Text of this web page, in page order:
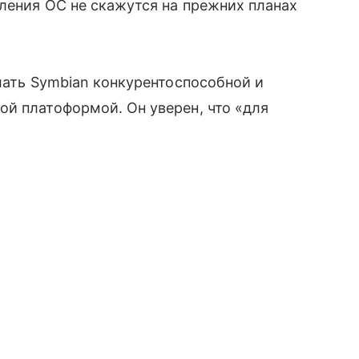
ОС не скажутся на прежних планах
Symbian конкурентоспособной и
платоформой. Он уверен, что «для